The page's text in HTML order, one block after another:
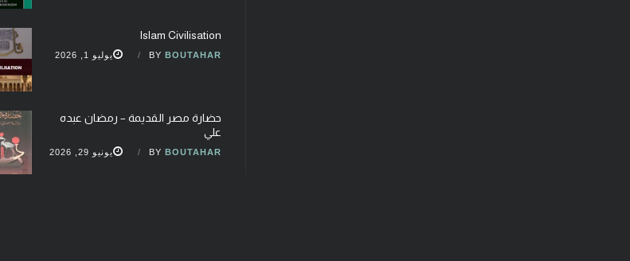
Islam Civilisation
BY BOUTAHAR يوليو 1, 2026
حضارة مصر القديمة – رمضان عبده
علي
BY BOUTAHAR يونيو 29, 2026